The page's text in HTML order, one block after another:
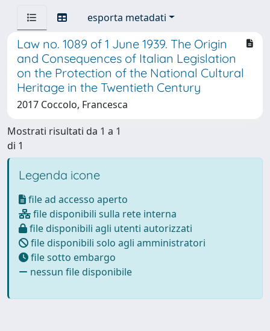
esporta metadati
Law no. 1089 of 1 June 1939. The Origin
and Consequences of Italian Legislation
on the Protection of the National Cultural
Heritage in the Twentieth Century
2017 Coccolo, Francesca
Mostrati risultati da 1 a 1
di 1
Legenda icone
file ad accesso aperto
file disponibili sulla rete interna
file disponibili agli utenti autorizzati
file disponibili solo agli amministratori
file sotto embargo
nessun file disponibile